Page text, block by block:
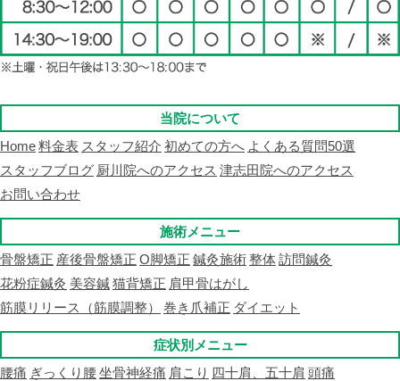
当院について
Home料金表 スタッフ紹介 初めての方へ よくある質問50選
スタッフブログ 厨川院へのアクセス 津志田院へのアクセス
お問い合わせ
施術メニュー
骨盤矯正 産後骨盤矯正 O脚矯正 鍼灸施術整体訪問鍼灸
花粉症鍼灸 美容鍼猫背矯正 肩甲骨はがし
筋膜リリース（筋膜調整）
巻き爪補正 ダイエット
症状別メニュー
腰痛 ぎっくり腰坐骨神経痛 肩こり 四十肩、五十肩 頭痛